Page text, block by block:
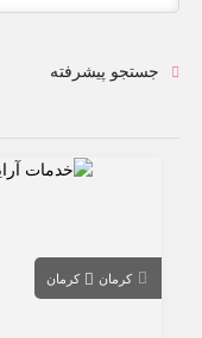
جستجو پیشرفته
کرمان کرمان